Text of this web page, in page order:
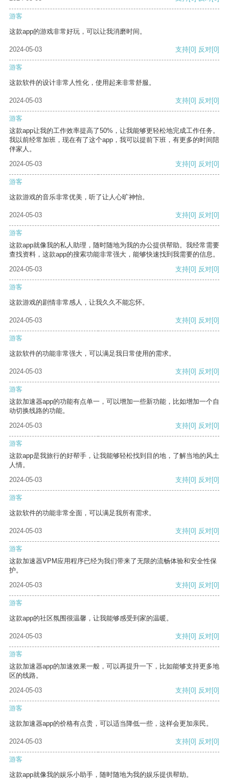
游客
这款app的游戏非常好玩，可以让我消磨时间。
2024-05-03 支持[0] 反对[0]
游客
这款软件的设计非常人性化，使用起来非常舒服。
2024-05-03 支持[0] 反对[0]
游客
这款app让我的工作效率提高了50%，让我能够更轻松地完成工作任务。
我以前经常加班，现在有了这个app，我可以提前下班，有更多的时间陪
伴家人。
2024-05-03
支持[0] 反对[0]
游客
这款游戏的音乐非常优美，听了让人心旷神怡。
2024-05-03 支持[0] 反对[0]
游客
这款app就像我的私人助理，随时随地为我的办公提供帮助。我经常需要
查找资料，这款app的搜索功能非常强大，能够快速找到我需要的信息。
2024-05-03
支持[0] 反对[0]
游客
这款游戏的剧情非常感人，让我久久不能忘怀。
2024-05-03 支持[0] 反对[0]
游客
这款软件的功能非常强大，可以满足我日常使用的需求。
2024-05-03 支持[0] 反对[0]
游客
这款加速器app的功能有点单一，可以增加一些新功能，比如增加一个自
动切换线路的功能。
2024-05-03
支持[0] 反对[0]
游客
这款app是我旅行的好帮手，让我能够轻松找到目的地，了解当地的风土
人情。
2024-05-03
支持[0] 反对[0]
游客
这款软件的功能非常全面，可以满足我所有需求。
2024-05-03 支持[0] 反对[0]
游客
这款加速器VPM应用程序已经为我们带来了无限的流畅体验和安全性保
护。
2024-05-03
支持[0] 反对[0]
游客
这款app的社区氛围很温馨，让我能够感受到家的温暖。
2024-05-03 支持[0] 反对[0]
游客
这款加速器app的加速效果一般，可以再提升一下，比如能够支持更多地
区的线路。
2024-05-03
支持[0] 反对[0]
游客
这款加速器app的价格有点贵，可以适当降低一些，这样会更加亲民。
2024-05-03 支持[0] 反对[0]
游客
这款app就像我的娱乐小助手，随时随地为我的娱乐提供帮助。